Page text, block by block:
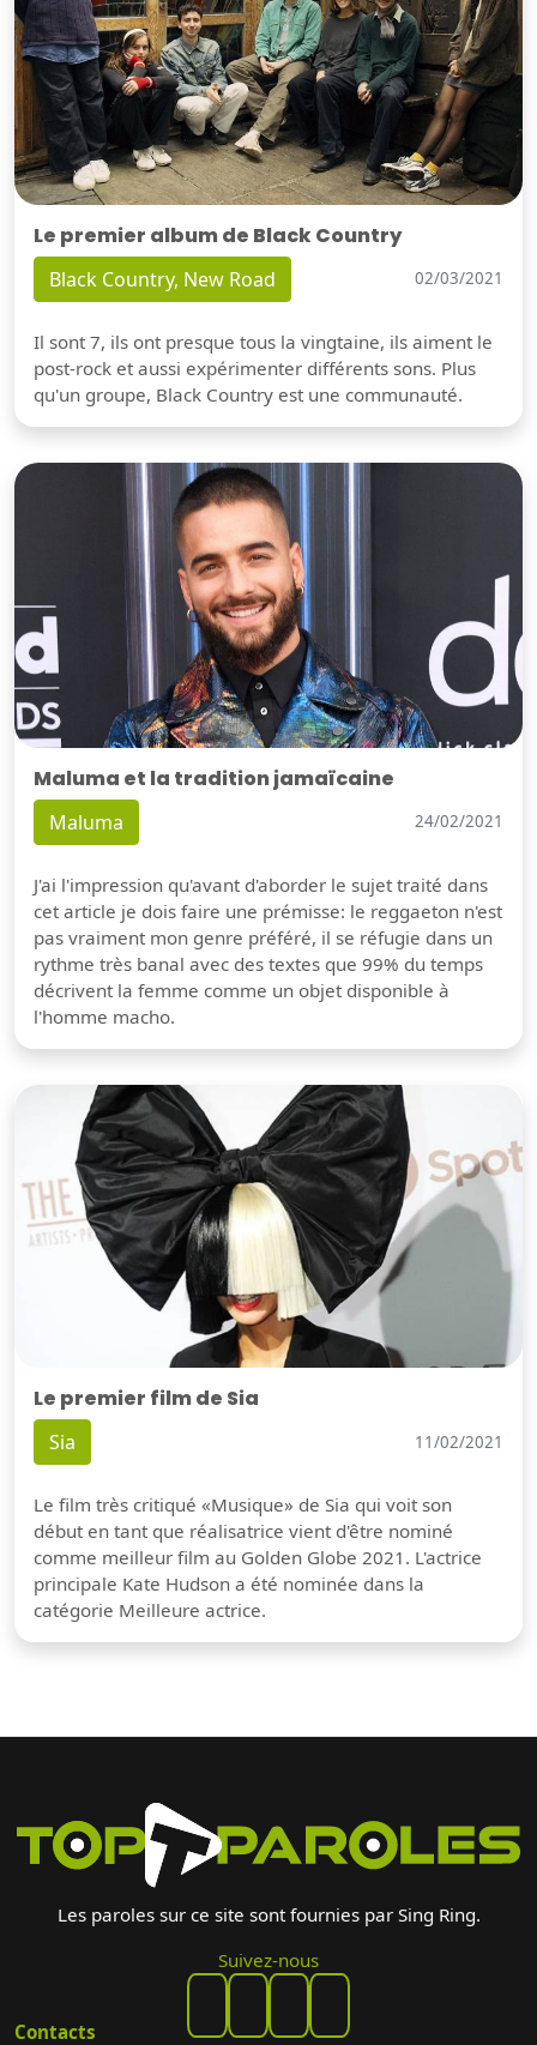
Le premier album de Black Country
Black Country, New Road 02/03/2021
Il sont 7, ils ont presque tous la vingtaine, ils aiment le
post-rock et aussi expérimenter différents sons. Plus
qu'un groupe, Black Country est une communauté.
Maluma et la tradition jamaïcaine
Maluma 24/02/2021
J'ai l'impression qu'avant d'aborder le sujet traité dans
cet article je dois faire une prémisse: le reggaeton n'est
pas vraiment mon genre préféré, il se réfugie dans un
rythme très banal avec des textes que 99% du temps
décrivent la femme comme un objet disponible à
l'homme macho.
Le premier film de Sia
Sia 11/02/2021
Le film très critiqué «Musique» de Sia qui voit son
début en tant que réalisatrice vient d'être nominé
comme meilleur film au Golden Globe 2021. L'actrice
principale Kate Hudson a été nominée dans la
catégorie Meilleure actrice.
Les paroles sur ce site sont fournies par Sing Ring.
Suivez-nous
Contacts